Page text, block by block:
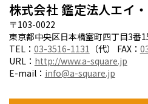
株式会社 鑑定法人エイ
〒103-0022
東京都中央区日本橋室町四丁目3番
TEL： 03-3516-1131 （代） FAX：
URL： http://www.a-square.jp
E-mail： info@a-square.jp